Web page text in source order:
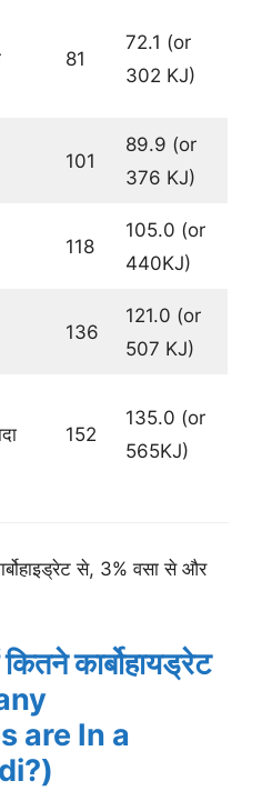
81
72.1 (or
302 KJ)
101
89.9 (or
376 KJ)
118
105.0 (or
440KJ)
136
121.0 (or
507 KJ)
152
135.0 (or
565KJ)
से, 3% वसा से और
कार्बोहायड्रेट
are In a